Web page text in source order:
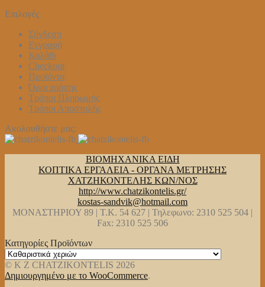
Επιλογές
Σύνδεση
Εγγραφή
Καλάθι
Checkout
Προϊόντα
Όροι χρήσης
Τρόποι Πληρωμής
Τρόποι Αποστολής
Ακολουθήστε μας:
ΒΙΟΜΗΧΑΝΙΚΑ ΕΙΔΗ
ΚΟΠΤΙΚΑ ΕΡΓΑΛΕΙΑ - ΟΡΓΑΝΑ ΜΕΤΡΗΣΗΣ
ΧΑΤΖΗΚΟΝΤΕΛΗΣ ΚΩΝ/ΝΟΣ
http://www.chatzikontelis.gr/
kostas-sandvik@hotmail.com
ΜΟΝΑΣΤΗΡΙΟΥ 89 | Τ.Κ. 54 627 | Τηλεφωνο: 2310 525 504 |
Fax: 2310 525 506
Κατηγορίες Προϊόντων
© K Z CHATZIKONTELIS 2026
Δημιουργημένο με το WooCommerce.